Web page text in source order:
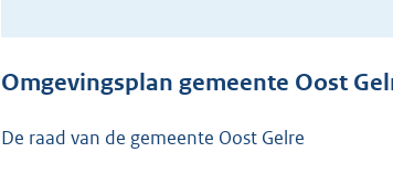
t
e
Omgevingsplan gemeente Oost
De raad van de gemeente Oost Gelre